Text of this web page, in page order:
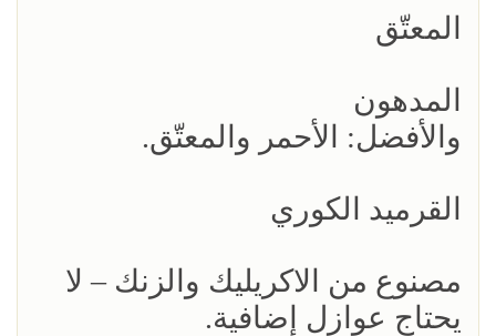
المعتّق
المدهون
والأفضل: الأحمر والمعتّق.
القرميد الكوري
مصنوع من الاكريليك والزنك – لا
يحتاج عوازل إضافية.